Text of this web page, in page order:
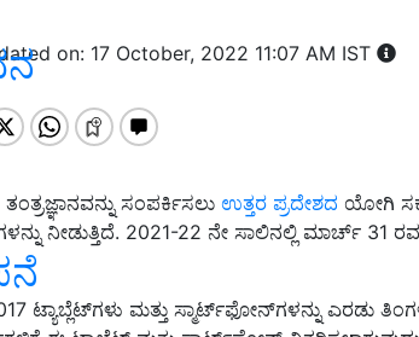
on: 17 October, 2022 11:07 AM IST
ಸಂಪರ್ಕಿಸಲು ಉತ್ತರ ಪ್ರದೇಶದ ಯೋಗಿ
ನೀಡುತ್ತಿದೆ. 2021-22 ನೇ ಸಾಲಿನಲ್ಲಿ ಮಾರ್ಚ್ 31
ಟ್ಯಾಬ್ಲೆಟ್‌ಗಳು ಮತ್ತು ಸ್ಮಾರ್ಟ್‌ಫೋನ್‌ಗಳನ್ನು ಎರಡು